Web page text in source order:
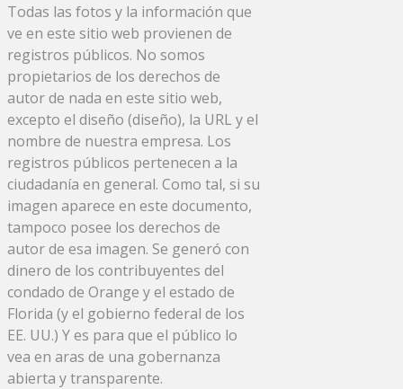
Todas las fotos y la información que
ve en este sitio web provienen de
registros públicos. No somos
propietarios de los derechos de
autor de nada en este sitio web,
excepto el diseño (diseño), la URL y el
nombre de nuestra empresa. Los
registros públicos pertenecen a la
ciudadanía en general. Como tal, si su
imagen aparece en este documento,
tampoco posee los derechos de
autor de esa imagen. Se generó con
dinero de los contribuyentes del
condado de Orange y el estado de
Florida (y el gobierno federal de los
EE. UU.) Y es para que el público lo
vea en aras de una gobernanza
abierta y transparente.